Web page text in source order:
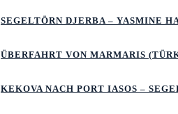
SEGELTÖRN DJERBA – YASMINE
ÜBERFAHRT VON MARMARIS
KEKOVA NACH PORT IASOS –